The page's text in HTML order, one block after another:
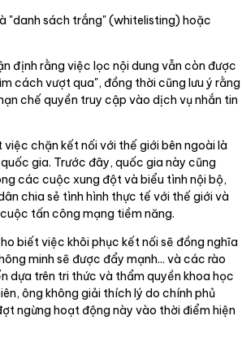
"danh sách trắng" (whitelisting) hoặc
định rằng việc lọc nội dung vẫn còn được
cách vượt qua", đồng thời cũng lưu ý rằng
chế quyền truy cập vào dịch vụ nhắn tin
việc chặn kết nối với thế giới bên ngoài là
gia. Trước đây, quốc gia này cũng
các cuộc xung đột và biểu tình nội bộ,
chia sẻ tình hình thực tế với thế giới và
tấn công mạng tiềm năng.
biết việc khôi phục kết nối sẽ đồng nghĩa
minh sẽ được đẩy mạnh... và các rào
dựa trên tri thức và thẩm quyền khoa học
ông không giải thích lý do chính phủ
ngừng hoạt động này vào thời điểm hiện